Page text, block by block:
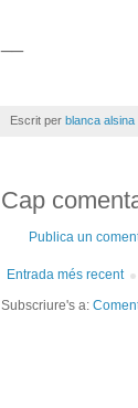
Escrit per blanca alsina
Cap
Publica un
Entrada més recent
Subscriure's a: